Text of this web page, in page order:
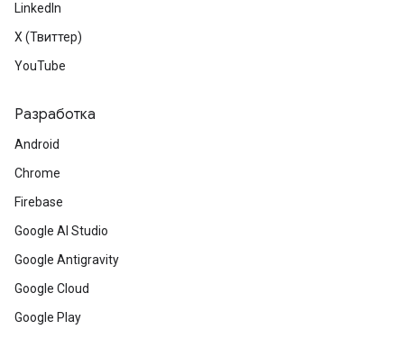
LinkedIn
X (Твиттер)
YouTube
Разработка
Android
Chrome
Firebase
Google AI Studio
Google Antigravity
Google Cloud
Google Play